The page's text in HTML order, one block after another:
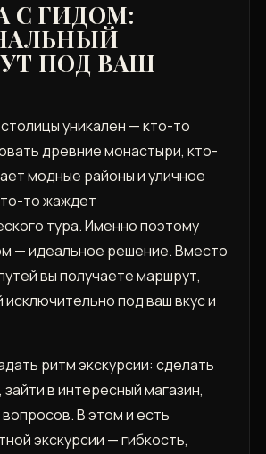
С ГИДОМ:
ПОД ВАШ
уникален — кто-то
древние монастыри, кто-
модные районы и уличное
то жаждет
тура. Именно поэтому
— идеальное решение. Вместо
вы получаете маршрут,
под ваш вкус и
ритм экскурсии: сделать
зайти в интересный магазин,
В этом и есть
экскурсии — гибкость,